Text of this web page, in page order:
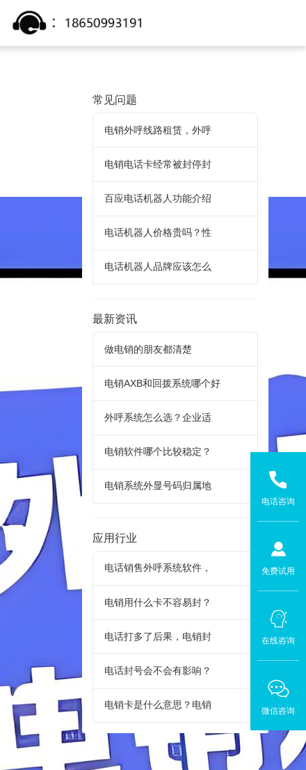
电话咨询
免费试用
在线咨询
微信咨询
常见问题
电销外呼线路租赁，外呼
电销电话卡经常被封停封
百应电话机器人功能介绍
电话机器人价格贵吗？性
电话机器人品牌应该怎么
最新资讯
做电销的朋友都清楚
电销AXB和回拨系统哪个好
外呼系统怎么选？企业适
电销软件哪个比较稳定？
电销系统外显号码归属地
应用行业
电话销售外呼系统软件，
电销用什么卡不容易封？
电话打多了后果，电销封
电话封号会不会有影响？
电销卡是什么意思？电销